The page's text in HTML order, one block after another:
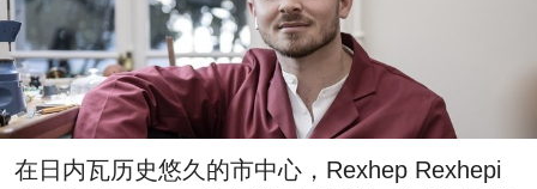
在日内瓦历史悠久的市中心，Rexhep Rexhepi